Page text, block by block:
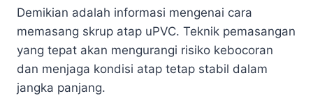
Demikian adalah informasi mengenai cara
memasang skrup atap uPVC. Teknik pemasangan
yang tepat akan mengurangi risiko kebocoran
dan menjaga kondisi atap tetap stabil dalam
jangka panjang.